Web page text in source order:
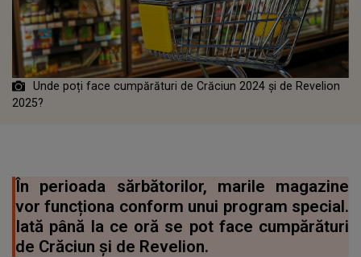
Unde poți face cumpărături de Crăciun 2024 și de Revelion
2025?
În perioada sărbătorilor, marile magazine
vor funcționa conform unui program special.
Iată până la ce oră se pot face cumpărături
de Crăciun și de Revelion.